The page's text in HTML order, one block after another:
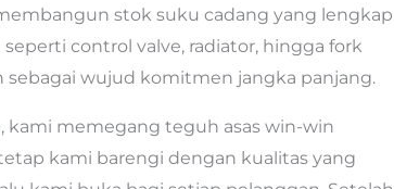
stok suku cadang yang lengkap
control valve, radiator, hingga fork
sebagai wujud komitmen jangka panjang.
kami memegang teguh asas win-win
kami barengi dengan kualitas yang